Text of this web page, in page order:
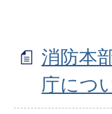
消防本
庁につ